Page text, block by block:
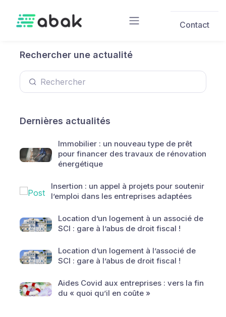
Contact
Rechercher une actualité
Dernières actualités
Immobilier : un nouveau type de prêt
pour financer des travaux de rénovation
énergétique
Insertion : un appel à projets pour soutenir
l’emploi dans les entreprises adaptées
Location d’un logement à un associé de
SCI : gare à l’abus de droit fiscal !
Location d’un logement à l’associé de
SCI : gare à l’abus de droit fiscal !
Aides Covid aux entreprises : vers la fin
du « quoi qu’il en coûte »